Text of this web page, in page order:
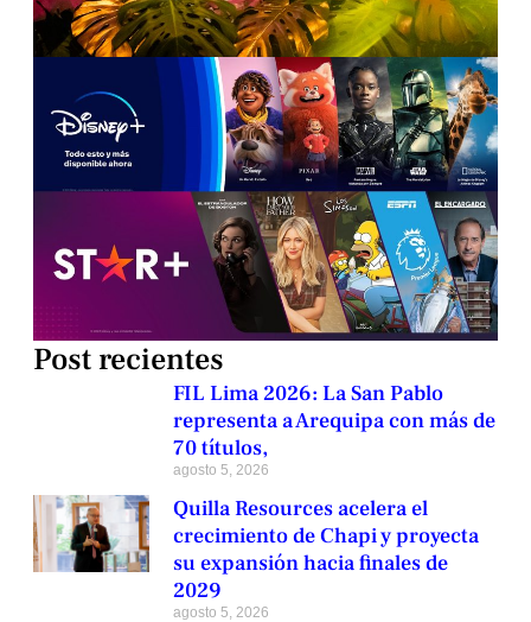
Post recientes
FIL Lima 2026: La San Pablo
representa a Arequipa con más de
70 títulos,
agosto 5, 2026
Quilla Resources acelera el
crecimiento de Chapi y proyecta
su expansión hacia finales de
2029
agosto 5, 2026